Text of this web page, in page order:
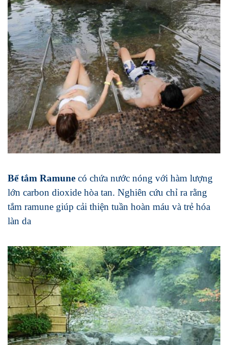
Bể tắm Ramune có chứa nước nóng với hàm lượng
lớn carbon dioxide hòa tan. Nghiên cứu chỉ ra rằng
tắm ramune giúp cải thiện tuần hoàn máu và trẻ hóa
làn da